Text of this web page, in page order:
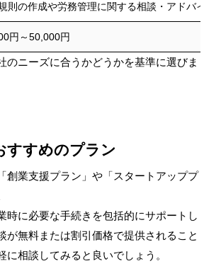
則の作成や労務管理に関する相談・アドバ
円～50,000円
のニーズに合うかどうかを基準に選びま
すすめのプラン
創業支援プラン」や「スタートアッププ
時に必要な手続きを包括的にサポートし
が無料または割引価格で提供されること
に相談してみると良いでしょう。